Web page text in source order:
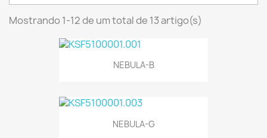
Mostrando 1-12 de um total de 13 artigo(s)
NEBULA-B
NEBULA-G